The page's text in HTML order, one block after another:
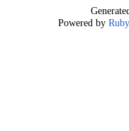
Powered by Ruby